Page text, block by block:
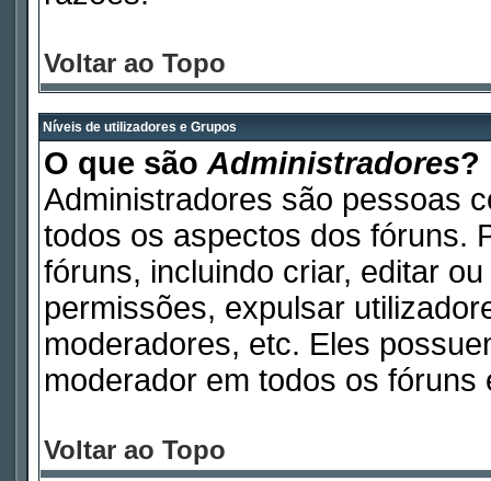
Voltar ao Topo
Níveis de utilizadores e Grupos
O que são Administradores?
Administradores são pessoas
todos os aspectos dos fóruns.
fóruns, incluindo criar, editar
permissões, expulsar
moderadores, etc. Eles
moderador em todos os fóruns
Voltar ao Topo